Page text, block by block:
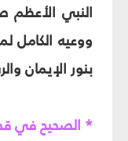
النبي الأعظم
ووعيه الكامل
بنور الإيمان
* الصحيح في